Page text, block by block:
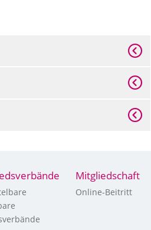
Mitgliedschaft
Online-Beitritt